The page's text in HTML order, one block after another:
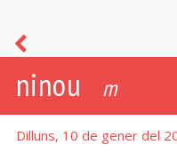
ninou m
Dilluns, 10 de gener del
tancar
amb
pany